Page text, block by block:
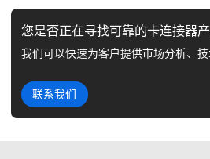
您是否正在寻找可靠的卡连接器产
我们可以快速为客户提供市场分析、技
联系我们